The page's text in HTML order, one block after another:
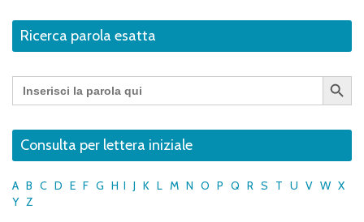
Ricerca parola esatta
Search
for:
Search Button
Consulta per lettera iniziale
A B C D E F G H I J K L M N O P Q R S T U V W X
Y Z